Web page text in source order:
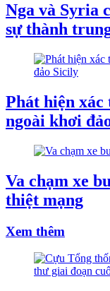
Nga và Syria
sự thành
Phát hiện xác
ngoài khơi
Va chạm xe
thiệt mạng
Xem thêm